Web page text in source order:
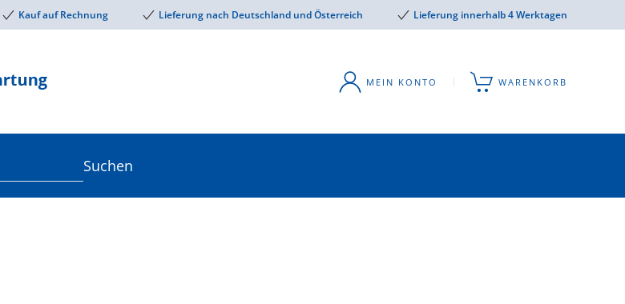
Kauf auf Rechnung Lieferung nach Deutschland und Österreich Lieferung innerhalb 4 Werktagen
MEIN KONTO WARENKORB
Suchen